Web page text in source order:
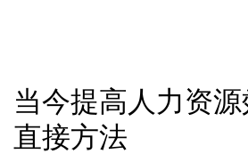
当今提高人力资
直接方法